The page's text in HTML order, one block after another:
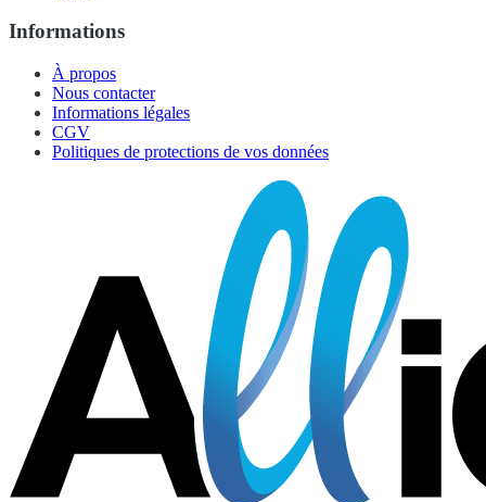
Informations
À propos
Nous contacter
Informations légales
CGV
Politiques de protections de vos données